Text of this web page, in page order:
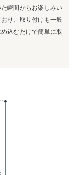
瞬間からお楽しみい
り、取り付けも一般
込むだけで簡単に取